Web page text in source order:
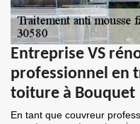
Entreprise VS
professionnel en
toiture à Bouquet
En tant que couvreur